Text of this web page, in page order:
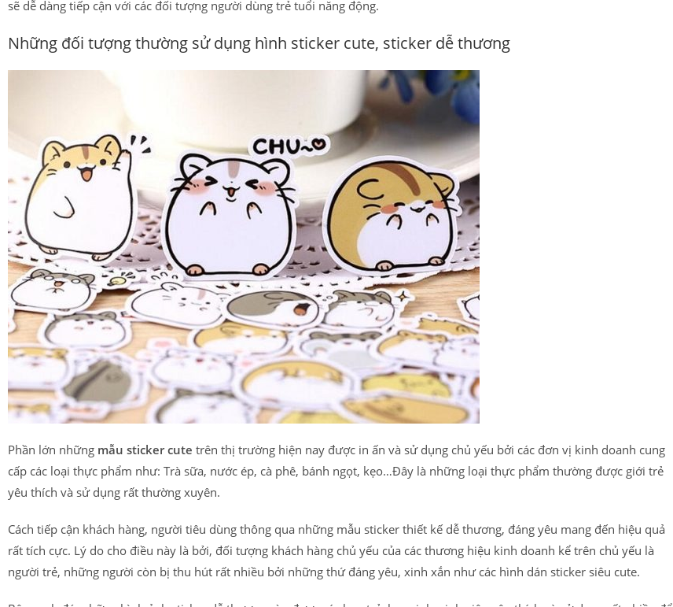
sẽ dễ dàng tiếp cận với các đối tượng người dùng trẻ tuổi năng động.
Những đối tượng thường sử dụng hình sticker cute, sticker dễ thương
Phần lớn những mẫu sticker cute trên thị trường hiện nay được in ấn và sử dụng chủ yếu bởi các đơn vị kinh doanh cung
cấp các loại thực phẩm như: Trà sữa, nước ép, cà phê, bánh ngọt, kẹo…Đây là những loại thực phẩm thường được giới trẻ
yêu thích và sử dụng rất thường xuyên.
Cách tiếp cận khách hàng, người tiêu dùng thông qua những mẫu sticker thiết kế dễ thương, đáng yêu mang đến hiệu quả
rất tích cực. Lý do cho điều này là bởi, đối tượng khách hàng chủ yếu của các thương hiệu kinh doanh kể trên chủ yếu là
người trẻ, những người còn bị thu hút rất nhiều bởi những thứ đáng yêu, xinh xắn như các hình dán sticker siêu cute.